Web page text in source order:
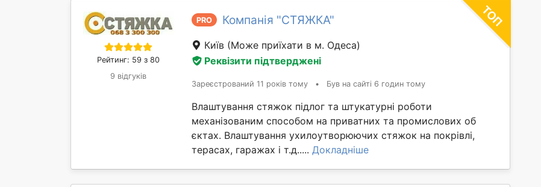
Рейтинг: 59 з 80
9 відгуків
PRO Компанія "СТЯЖКА"
Київ (Може приїхати в м. Одеса)
Реквізити підтверджені
Зареєстрований 11 років тому • Був на сайті 6 годин тому
Влаштування стяжок підлог та штукатурні роботи
механізованим способом на приватних та промислових об
єктах. Влаштування ухилоутворюючих стяжок на покрівлі,
терасах, гаражах і т.д..... Докладніше